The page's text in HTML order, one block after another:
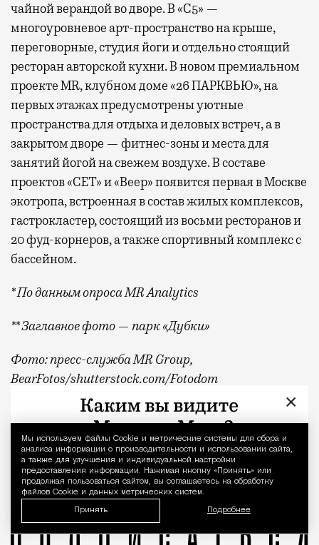
Уведомление
Мы используем файлы Сookie и метрические системы для сбора и
анализа информации о производительности и использовании сайта,
а также для улучшения и индивидуальной настройки
предоставления информации. Нажимая кнопку «Принять» или
продолжая пользоваться сайтом, вы соглашаетесь на обработку
файлов Cookie и данных метрических систем.
Принять Подробнее
чайной верандой во дворе. В «С5» —
многоуровневое арт-пространство на крыше,
переговорные, студия йоги и отдельно стоящий
ресторан авторской кухни. В новом премиальном
проекте MR, клубном доме «26 ПАРКВЬЮ», на
первых этажах предусмотрены уютные
пространства для отдыха и деловых встреч, а в
закрытом дворе — фитнес-зоны и места для
занятий йогой на свежем воздухе. В составе
проектов «СЕТ» и «Веер»появитсяпервая в Москве
экотропа, встроенная в состав жилых комплексов,
гастрокластер, состоящий из восьми ресторанов и
20 фуд-корнеров, а также спортивный комплекс с
бассейном.
* По данным опроса MR Analytics
** Заглавное фото — парк «Дубки»
Фото: пресс-служба MR Group,
BearFotos/shutterstock.com/Fotodom
Квадратные метры, планировки, вид из
MR Group
×